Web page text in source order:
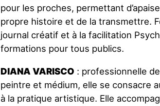
pour les proches, permettant
propre histoire et de la transmettre.
journal créatif et à la facilitation
formations pour tous publics.
DIANA VARISCO : professionnelle
peintre et médium, elle se consacre
à la pratique artistique. Elle